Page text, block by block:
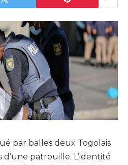
par balles deux Togolais
patrouille. L’identité